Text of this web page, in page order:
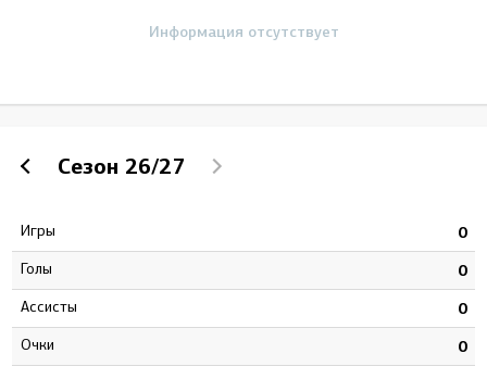
Информация отсутствует
Сезон 26/27
Игры 0
Голы 0
Ассисты 0
Очки 0